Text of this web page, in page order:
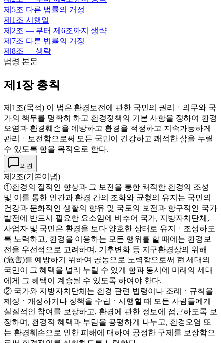
제5조 다른 법률의 개정
제1조 시행일
제2조 — 부터 제6조까지 생략
제7조 다른 법률의 개정
제8조 — 생략
법령 본문
제1장 총칙
제1조(목적) 이 법은 환경보전에 관한 국민의 권리ㆍ의무와 국
가의 책무를 명확히 하고 환경정책의 기본 사항을 정하여 환경
오염과 환경훼손을 예방하고 환경을 적정하고 지속가능하게
관리ㆍ보전함으로써 모든 국민이 건강하고 쾌적한 삶을 누릴
수 있도록 함을 목적으로 한다.
의견
제2조(기본이념)
①환경의 질적인 향상과 그 보전을 통한 쾌적한 환경의 조성
및 이를 통한 인간과 환경 간의 조화와 균형의 유지는 국민의
건강과 문화적인 생활의 향유 및 국토의 보전과 항구적인 국가
발전에 반드시 필요한 요소임에 비추어 국가, 지방자치단체,
사업자 및 국민은 환경을 보다 양호한 상태로 유지ㆍ조성하도
록 노력하고, 환경을 이용하는 모든 행위를 할 때에는 환경보
전을 우선적으로 고려하며, 기후변화 등 지구환경상의 위해
(危害)를 예방하기 위하여 공동으로 노력함으로써 현 세대의
국민이 그 혜택을 널리 누릴 수 있게 함과 동시에 미래의 세대
에게 그 혜택이 계승될 수 있도록 하여야 한다.
② 국가와 지방자치단체는 환경 관련 법령이나 조례ㆍ규칙을
제정ㆍ개정하거나 정책을 수립ㆍ시행할 때 모든 사람들에게
실질적인 참여를 보장하고, 환경에 관한 정보에 접근하도록 보
장하며, 환경적 혜택과 부담을 공평하게 나누고, 환경오염 또
는 환경훼손으로 인한 피해에 대하여 공정한 구제를 보장함으